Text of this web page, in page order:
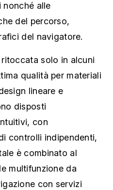
nonché alle
del percorso,
del navigatore.
ritoccata solo in alcuni
qualità per materiali
lineare e
disposti
con
controlli indipendenti,
è combinato al
multifunzione da
con servizi